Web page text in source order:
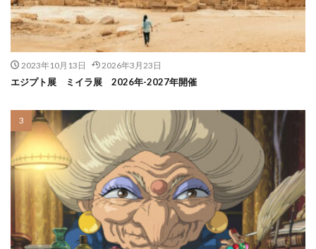
2023年10月13日 2026年3月23日
エジプト展 ミイラ展 2026年-2027年開催